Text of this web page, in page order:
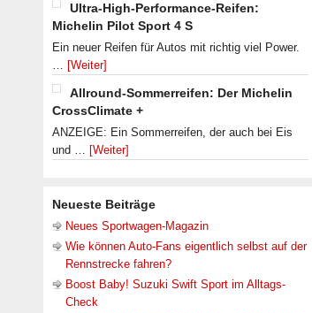
Ultra-High-Performance-Reifen:
Michelin Pilot Sport 4 S
Ein neuer Reifen für Autos mit richtig viel Power.
… [Weiter]
Allround-Sommerreifen: Der Michelin
CrossClimate +
ANZEIGE: Ein Sommerreifen, der auch bei Eis
und … [Weiter]
Neueste Beiträge
Neues Sportwagen-Magazin
Wie können Auto-Fans eigentlich selbst auf der
Rennstrecke fahren?
Boost Baby! Suzuki Swift Sport im Alltags-
Check